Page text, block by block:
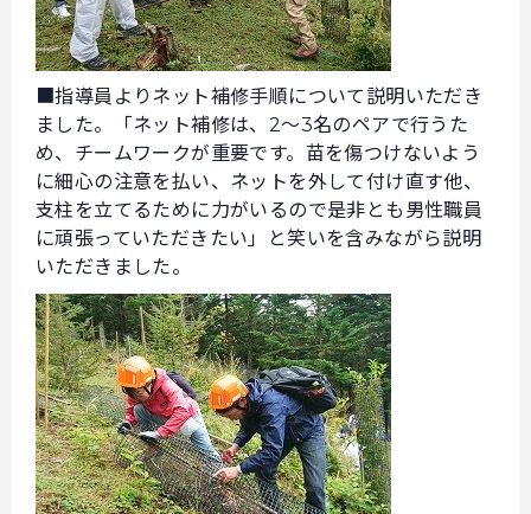
■指導員よりネット補修手順について説明いただき
ました。「ネット補修は、2～3名のペアで行うた
め、チームワークが重要です。苗を傷つけないよう
に細心の注意を払い、ネットを外して付け直す他、
支柱を立てるために力がいるので是非とも男性職員
に頑張っていただきたい」と笑いを含みながら説明
いただきました。